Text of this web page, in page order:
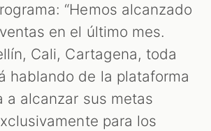
“Hemos alcanzado
en el último mes.
Cali, Cartagena, toda
hablando de la plataforma
a alcanzar sus metas
para los